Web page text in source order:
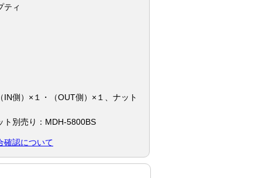
ティ
IN側）×１・（OUT側）×１、ナット
ト別売り：MDH-5800BS
確認について